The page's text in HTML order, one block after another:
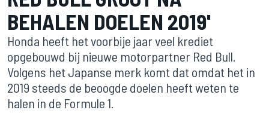
BEHALEN DOELEN 2019'
Honda heeft het voorbije jaar veel krediet
opgebouwd bij nieuwe motorpartner Red Bull.
Volgens het Japanse merk komt dat omdat het in
2019 steeds de beoogde doelen heeft weten te
halen in de Formule 1.